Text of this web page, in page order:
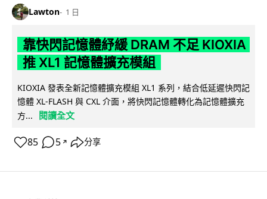
Lawton 1 日
靠快閃記憶體紓緩 DRAM 不足 KIOXIA
推 XL1 記憶體擴充模組
KIOXIA 發表全新記憶體擴充模組 XL1 系列，結合低延遲快閃記
憶體 XL-FLASH 與 CXL 介面，將快閃記憶體轉化為記憶體擴充
方...
閱讀全文
85 5 ↗ 分享